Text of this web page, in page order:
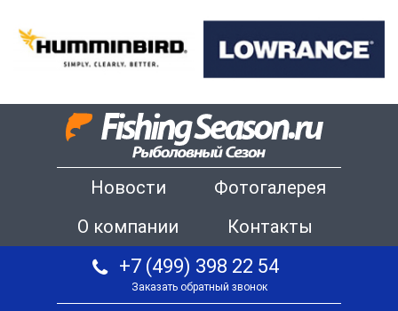
Новости
Фотогалерея
О компании
Контакты
+7 (499) 398 22 54
Заказать обратный звонок